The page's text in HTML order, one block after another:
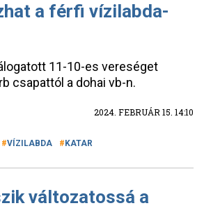
a férfi vízilabda-
11-10-es vereséget
csapattól a dohai vb-n.
2024. FEBRUÁR 15. 14:10
VÍZILABDA KATAR
változatossá a